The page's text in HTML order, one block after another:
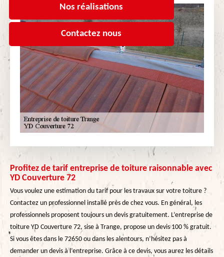
Nos réalisations
Contactez nous
Profitez de tarif entreprise de toiture raisonnable avec
YD Couverture 72
Vous voulez une estimation du tarif pour les travaux sur votre toiture ?
Contactez un professionnel installé près de chez vous. En général, les
professionnels proposent toujours un devis gratuitement. L’entreprise de
toiture YD Couverture 72, sise à Trange, propose un devis 100 % gratuit.
Si vous êtes dans le 72650 ou dans les alentours, n’hésitez pas à
demander un devis à l’entreprise. Grâce à ce devis, vous aurez les détails